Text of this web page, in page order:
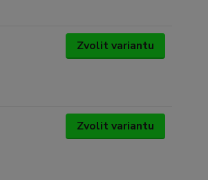
Zvolit variantu
Zvolit variantu